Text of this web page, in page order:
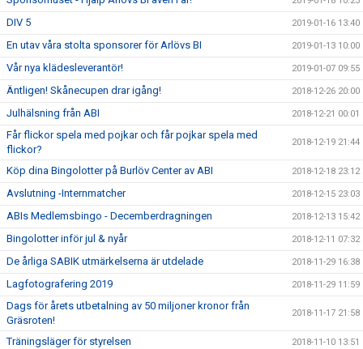
DIV 5 2019-01-16 13:40
En utav våra stolta sponsorer för Arlövs BI 2019-01-13 10:00
Vår nya klädesleverantör! 2019-01-07 09:55
Äntligen! Skånecupen drar igång! 2018-12-26 20:00
Julhälsning från ABI 2018-12-21 00:01
Får flickor spela med pojkar och får pojkar spela med
flickor?
2018-12-19 21:44
Köp dina Bingolotter på Burlöv Center av ABI 2018-12-18 23:12
Avslutning -Internmatcher 2018-12-15 23:03
ABIs Medlemsbingo - Decemberdragningen 2018-12-13 15:42
Bingolotter inför jul & nyår 2018-12-11 07:32
De årliga SABIK utmärkelserna är utdelade 2018-11-29 16:38
Lagfotografering 2019 2018-11-29 11:59
Dags för årets utbetalning av 50 miljoner kronor från
Gräsroten!
2018-11-17 21:58
Träningsläger för styrelsen 2018-11-10 13:51